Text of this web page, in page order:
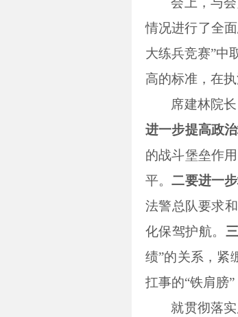
情况进行了全
大练兵竞赛”中
高的标准，在
席建林院
进一步提高政
的战斗堡垒作
平。二要进一
法警总队要求
化保驾护航。
绩”的关系，紧
扛事的“铁肩膀
就贯彻落